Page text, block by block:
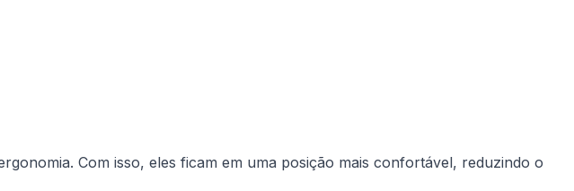
Com isso, eles ficam em uma posição mais confortável, reduzindo o